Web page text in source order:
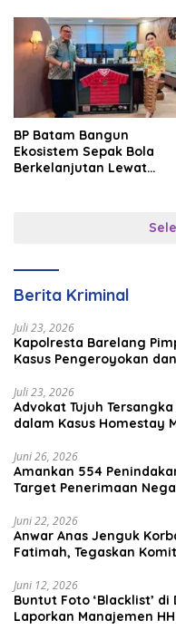
BP Batam Bangun
Ekosistem Sepak Bola
Berkelanjutan Lewat
Berita Kriminal
Juli 23, 2026
Kapolresta Barelang
Kasus Pengeroyokan
Juli 23, 2026
Advokat Tujuh
dalam Kasus Homestay
Juni 26, 2026
Amankan 554
Target Penerimaan
Juni 22, 2026
Anwar Anas Jenguk
Fatimah, Tegaskan
Juni 12, 2026
Buntut Foto ‘Blacklist’ di
Laporkan Manajemen